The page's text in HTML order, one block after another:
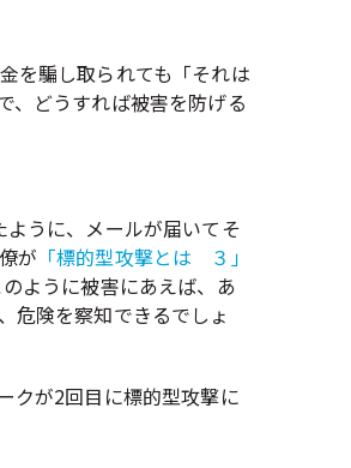
を騙し取られても「それは
、どうすれば被害を防げる
ように、メールが届いてそ
が 「標的型攻撃とは ３」
ように被害にあえば、あ
危険を察知できるでしょ
クが2回目に標的型攻撃に